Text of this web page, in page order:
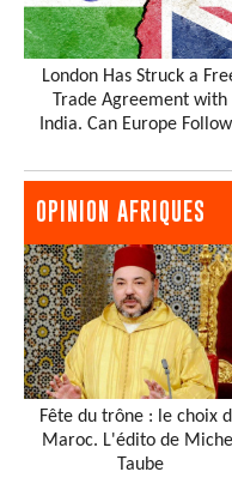
London Has Struck a
Trade Agreement with
India. Can Europe
OPINION AFRIQUES
Fête du trône : le choix
Maroc. L'édito de Michel
Taube